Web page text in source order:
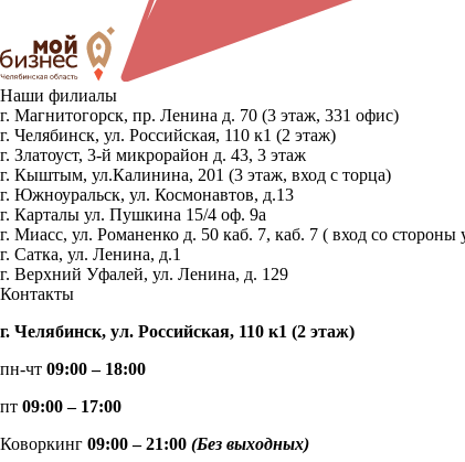
Наши филиалы
г. Магнитогорск, пр. Ленина д. 70 (3 этаж, 331 офис)
г. Челябинск, ул. Российская, 110 к1 (2 этаж)
г. Златоуст, 3-й микрорайон д. 43, 3 этаж
г. Кыштым, ул.Калинина, 201 (3 этаж, вход с торца)
г. Южноуральск, ул. Космонавтов, д.13
г. Карталы ул. Пушкина 15/4 оф. 9а
г. Миасс, ул. Романенко д. 50 каб. 7, каб. 7 ( вход со
г. Сатка, ул. Ленина, д.1
г. Верхний Уфалей, ул. Ленина, д. 129
Контакты
г. Челябинск, ул. Российская, 110 к1 (2 этаж)
пн-чт 09:00 – 18:00
пт 09:00 – 17:00
Коворкинг 09:00 – 21:00 (Без выходных)